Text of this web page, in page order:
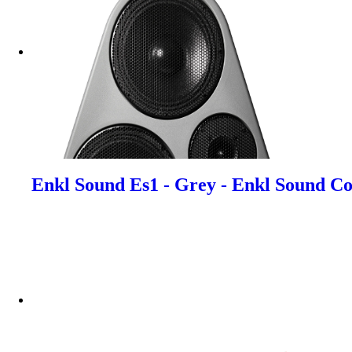
Enkl Sound Es1 - Grey - Enkl Sound